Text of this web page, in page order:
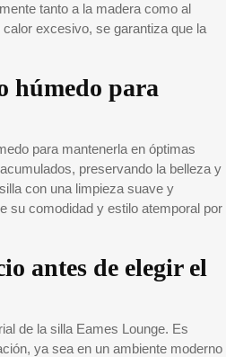
tanto a la madera como al
excesivo, se garantiza que la
húmedo para
para mantenerla en óptimas
preservando la belleza y
con una limpieza suave y
su comodidad y estilo atemporal por
antes de elegir el
de la silla Eames Lounge. Es
ya sea en un ambiente moderno